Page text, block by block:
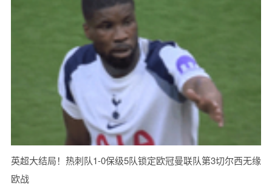
英超大结局！热刺队1-0保级5队锁定欧冠曼联队第3切尔西无缘
欧战